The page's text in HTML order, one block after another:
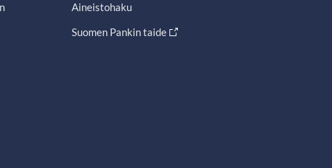
Aineistohaku
Suomen Pankin taide